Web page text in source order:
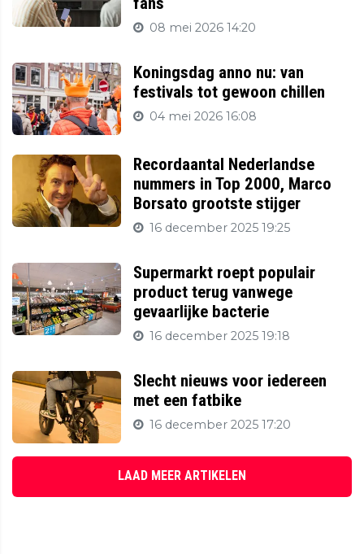
08 mei 2026 14:20
Koningsdag anno nu: van
festivals tot gewoon chillen
04 mei 2026 16:08
Recordaantal Nederlandse
nummers in Top 2000, Marco
Borsato grootste stijger
16 december 2025 19:25
Supermarkt roept populair
product terug vanwege
gevaarlijke bacterie
16 december 2025 19:18
Slecht nieuws voor iedereen
met een fatbike
16 december 2025 17:20
LAAD MEER ARTIKELEN